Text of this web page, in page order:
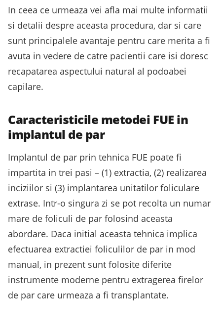
In ceea ce urmeaza vei afla mai multe informatii
si detalii despre aceasta procedura, dar si care
sunt principalele avantaje pentru care merita a fi
avuta in vedere de catre pacientii care isi doresc
recapatarea aspectului natural al podoabei
capilare.
Caracteristicile metodei FUE in
implantul de par
Implantul de par prin tehnica FUE poate fi
impartita in trei pasi – (1) extractia, (2) realizarea
inciziilor si (3) implantarea unitatilor foliculare
extrase. Intr-o singura zi se pot recolta un numar
mare de foliculi de par folosind aceasta
abordare. Daca initial aceasta tehnica implica
efectuarea extractiei foliculilor de par in mod
manual, in prezent sunt folosite diferite
instrumente moderne pentru extragerea firelor
de par care urmeaza a fi transplantate.